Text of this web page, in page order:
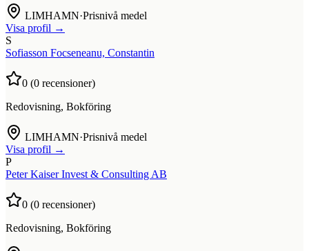
LIMHAMN·Prisnivå medel
Visa profil →
S
Sofiasson Focseneanu, Constantin
0 (0 recensioner)
Redovisning, Bokföring
LIMHAMN·Prisnivå medel
Visa profil →
P
Peter Kaiser Invest & Consulting AB
0 (0 recensioner)
Redovisning, Bokföring